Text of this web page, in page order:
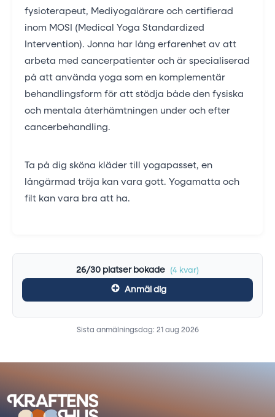
fysioterapeut, Mediyogalärare och certifierad
inom MOSI (Medical Yoga Standardized
Intervention). Jonna har lång erfarenhet av att
arbeta med cancerpatienter och är specialiserad
på att använda yoga som en komplementär
behandlingsform för att stödja både den fysiska
och mentala återhämtningen under och efter
cancerbehandling.
Ta på dig sköna kläder till yogapasset, en
långärmad tröja kan vara gott. Yogamatta och
filt kan vara bra att ha.
26/30 platser bokade (4 kvar)
Anmäl dig
Sista anmälningsdag: 21 aug 2026